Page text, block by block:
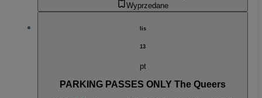
Wyprzedane
lis
13
pt
PARKING PASSES ONLY The Queers